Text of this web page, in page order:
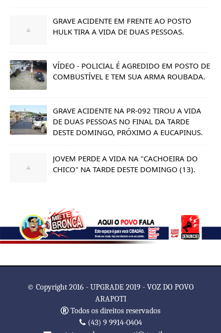
GRAVE ACIDENTE EM FRENTE AO POSTO
HULK TIRA A VIDA DE DUAS PESSOAS.
VÍDEO - POLICIAL É AGREDIDO EM POSTO DE
COMBUSTÍVEL E TEM SUA ARMA ROUBADA.
GRAVE ACIDENTE NA PR-092 TIROU A VIDA
DE DUAS PESSOAS NO FINAL DA TARDE
DESTE DOMINGO, PRÓXIMO A EUCAPINUS.
JOVEM PERDE A VIDA NA "CACHOEIRA DO
CHICO" NA TARDE DESTE DOMINGO (13).
© Copyright 2016 - UPGRADE 2019 - VOZ DO POVO
ARAPOTI
Todos os direitos reservados
(43) 9 9914-0404